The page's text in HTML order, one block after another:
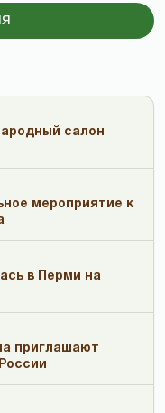
салон
мероприятие к
в Перми на
приглашают